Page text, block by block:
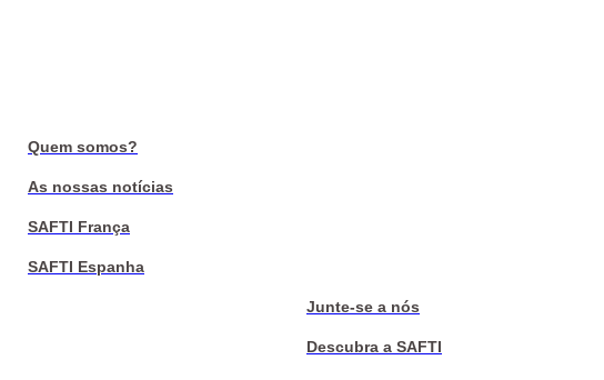
Quem somos?
As nossas notícias
SAFTI França
SAFTI Espanha
Junte-se a nós
Descubra a SAFTI